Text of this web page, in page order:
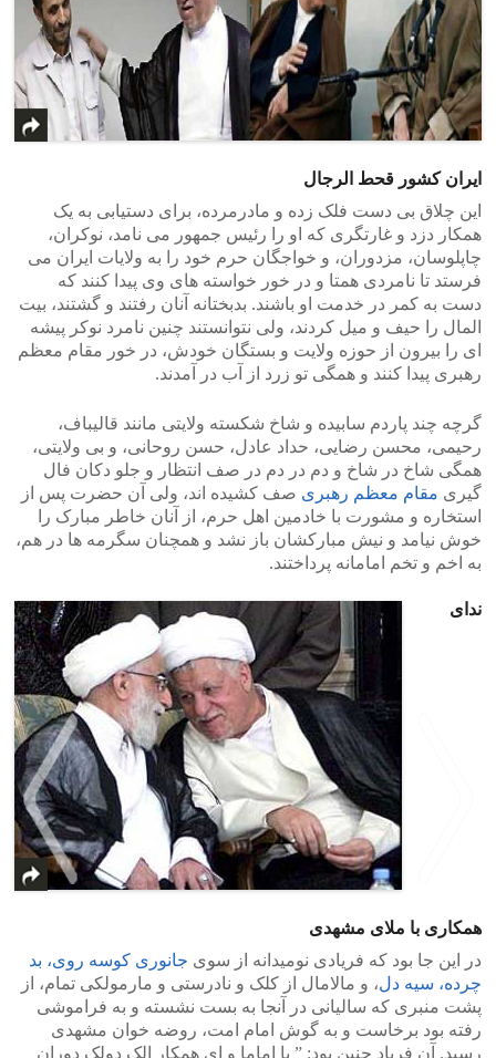
ایران کشور قحط الرجال
این چلاق بی دست فلک زده و مادرمرده، برای دستیابی به یک
همکار دزد و غارتگری که او را رئیس جمهور می نامد، نوکران،
چاپلوسان، مزدوران، و خواجگان حرم خود را به ولایات ایران می
فرستد تا نامردی همتا و در خور خواسته های وی پیدا کنند که
دست به کمر در خدمت او باشند. بدبختانه آنان رفتند و گشتند، بیت
المال را حیف و میل کردند، ولی نتوانستند چنین نامرد نوکر پیشه
ای را بیرون از حوزه ولایت و بستگان خودش، در خور مقام معظم
رهبری پیدا کنند و همگی تو زرد از آب در آمدند.
گرچه چند پاردم سابیده و شاخ شکسته ولایتی مانند قالیباف،
رحیمی، محسن رضایی، حداد عادل، حسن روحانی، و بی ولایتی،
همگی شاخ در شاخ و دم در دم در صف انتظار و جلو دکان فال
گیری مقام معظم رهبری صف کشیده اند، ولی آن حضرت پس از
استخاره و مشورت با خادمین اهل حرم، از آنان خاطر مبارک را
خوش نیامد و نیش مبارکشان باز نشد و همچنان سگرمه ها در هم،
به اخم و تخم امامانه پرداختند.
ندای
همکاری با ملای مشهدی
در این جا بود که فریادی نومیدانه از سوی جانوری کوسه روی، بد
چرده، سیه دل، و مالامال از کلک و نادرستی و مارمولکی تمام، از
پشت منبری که سالیانی در آنجا به بست نشسته و به فراموشی
رفته بود برخاست و به گوش امام امت، روضه خوان مشهدی
رسید. آن فریاد چنین بود: ” یا اماما و ای همکار الک دولک دوران
<